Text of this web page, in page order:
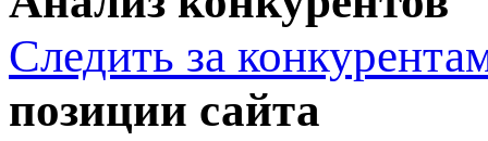
Следить за
позиции сайта